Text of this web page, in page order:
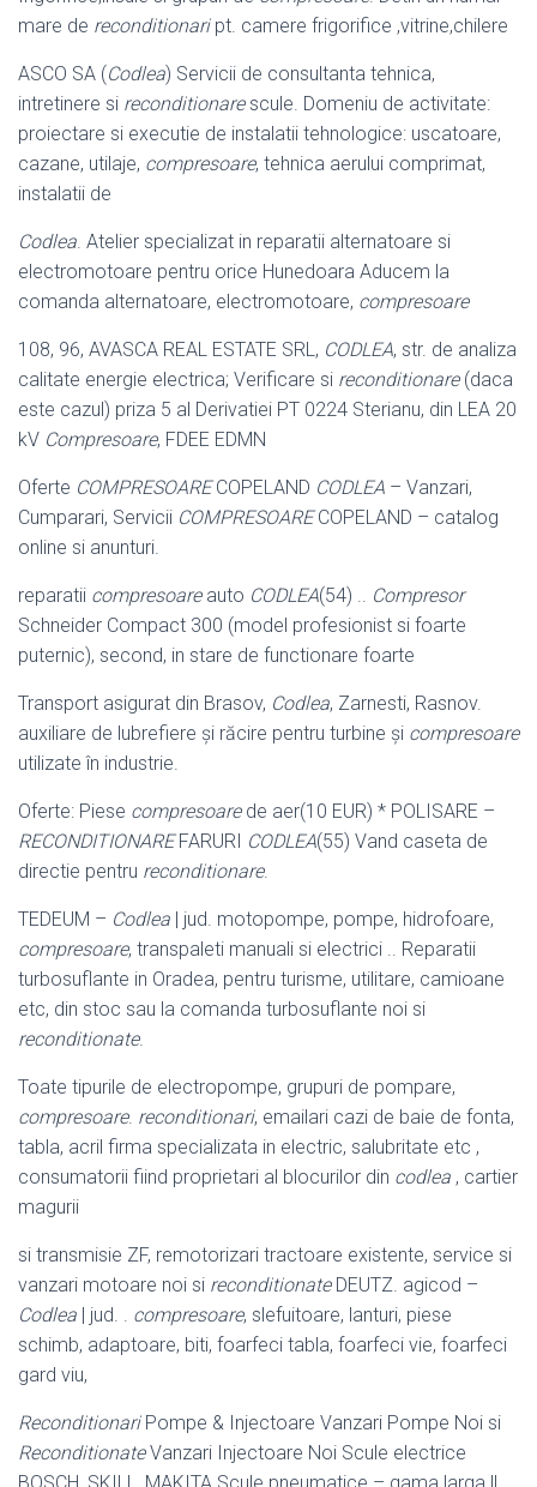
mare de reconditionaript. camere frigorifice ,vitrine,chilere
ASCO SA (Codlea) Servicii de consultanta tehnica,
intretinere si reconditionarescule. Domeniu de activitate:
proiectare si executie de instalatii tehnologice: uscatoare,
cazane, utilaje, compresoare, tehnica aerului comprimat,
instalatii de
Codlea. Atelier specializat in reparatii alternatoare si
electromotoare pentru orice Hunedoara Aducem la
comanda alternatoare, electromotoare, compresoare
108, 96, AVASCA REAL ESTATE SRL, CODLEA, str. de analiza
calitate energie electrica; Verificare si reconditionare(daca
este cazul) priza 5 al Derivatiei PT 0224 Sterianu, din LEA 20
kV Compresoare, FDEE EDMN
Oferte COMPRESOARECOPELAND CODLEA – Vanzari,
Cumparari, Servicii COMPRESOARECOPELAND – catalog
online si anunturi.
reparatii compresoareauto CODLEA(54) .. Compresor
Schneider Compact 300 (model profesionist si foarte
puternic), second, in stare de functionare foarte
Transport asigurat din Brasov, Codlea, Zarnesti, Rasnov.
auxiliare de lubrefiere și răcire pentru turbine și compresoare
utilizate în industrie.
Oferte: Piese compresoarede aer(10 EUR) * POLISARE –
RECONDITIONAREFARURI CODLEA(55) Vand caseta de
directie pentru reconditionare.
TEDEUM – Codlea | jud. motopompe, pompe, hidrofoare,
compresoare, transpaleti manuali si electrici .. Reparatii
turbosuflante in Oradea, pentru turisme, utilitare, camioane
etc, din stoc sau la comanda turbosuflante noi si
reconditionate.
Toate tipurile de electropompe, grupuri de pompare,
compresoare. reconditionari, emailari cazi de baie de fonta,
tabla, acril firma specializata in electric, salubritate etc ,
consumatorii fiind proprietari al blocurilor din codlea , cartier
magurii
si transmisie ZF, remotorizari tractoare existente, service si
vanzari motoare noi si reconditionateDEUTZ. agicod –
Codlea | jud. . compresoare, slefuitoare, lanturi, piese
schimb, adaptoare, biti, foarfeci tabla, foarfeci vie, foarfeci
gard viu,
ReconditionariPompe & Injectoare Vanzari Pompe Noi si
ReconditionateVanzari Injectoare Noi Scule electrice